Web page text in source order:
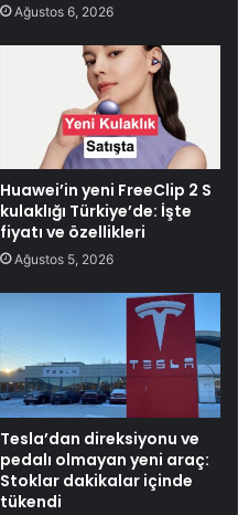
Ağustos 6, 2026
Huawei’in yeni FreeClip 2 S
kulaklığı Türkiye’de: İşte
fiyatı ve özellikleri
Ağustos 5, 2026
Tesla’dan direksiyonu ve
pedalı olmayan yeni araç:
Stoklar dakikalar içinde
tükendi